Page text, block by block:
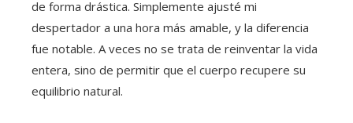
de forma drástica. Simplemente ajusté mi
despertador a una hora más amable, y la diferencia
fue notable. A veces no se trata de reinventar la vida
entera, sino de permitir que el cuerpo recupere su
equilibrio natural.